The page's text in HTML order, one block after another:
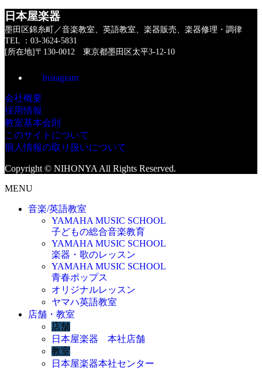
日本屋楽器
墨田区錦糸町／音楽教室、英語教室、楽器販売、楽器修理・調律
TEL ：03-3624-5831
[所在地]〒130-0012 東京都墨田区太平3-12-10
Instagram
会社概要
採用情報
教室基本会則
このサイトについて
個人情報の取り扱いについて
Copyright © NIHONYA All Rights Reserved.
MENU
音楽/英語教室
YAMAHA MUSIC SCHOOL
子どもの総合音楽教育
YAMAHA MUSIC SCHOOL
楽器・歌のレッスン
YAMAHA MUSIC SCHOOL
青春ポップス
オリジナルレッスン
ヤマハ英語教室
店舗・教室
店舗
日本屋楽器 本社店舗
教室
日本屋楽器本社センター